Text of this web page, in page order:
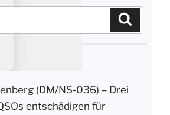
(DM/NS-036) – Drei
entschädigen für